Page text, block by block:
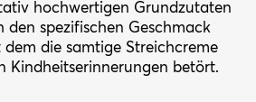
hochwertigen Grundzutaten
den spezifischen Geschmack
die samtige Streichcreme
Kindheitserinnerungen betört.